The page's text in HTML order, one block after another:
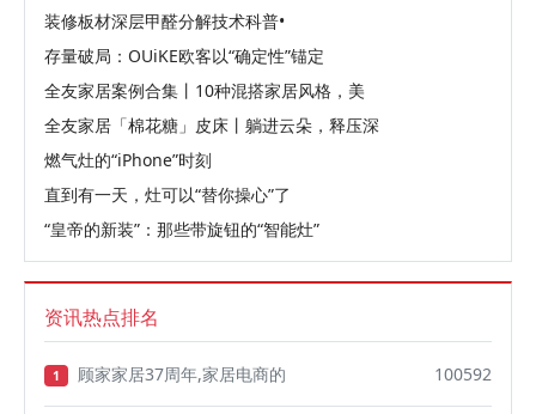
装修板材深层甲醛分解技术科普•
存量破局：OUiKE欧客以“确定性”锚定
全友家居案例合集丨10种混搭家居风格，美
全友家居「棉花糖」皮床丨躺进云朵，释压深
燃气灶的“iPhone”时刻
直到有一天，灶可以“替你操心”了
“皇帝的新装”：那些带旋钮的“智能灶”
资讯热点排名
1 顾家家居37周年,家居电商的 100592